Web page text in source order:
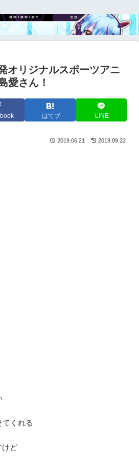
リジナルスポーツアニ
愛さん！
はてブ LINE
2019.06.21 2019.09.22
くれる
けど